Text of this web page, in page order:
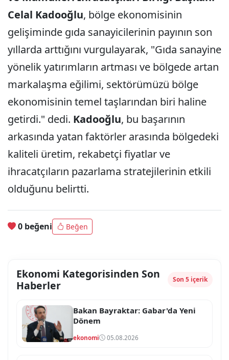
Celal Kadooğlu, bölge ekonomisinin
gelişiminde gıda sanayicilerinin payının son
yıllarda arttığını vurgulayarak, "Gıda sanayine
yönelik yatırımların artması ve bölgede artan
markalaşma eğilimi, sektörümüzü bölge
ekonomisinin temel taşlarından biri haline
getirdi." dedi. Kadooğlu, bu başarının
arkasında yatan faktörler arasında bölgedeki
kaliteli üretim, rekabetçi fiyatlar ve
ihracatçıların pazarlama stratejilerinin etkili
olduğunu belirtti.
0 beğeni Beğen
Ekonomi Kategorisinden Son
Haberler
Son 5 içerik
Bakan Bayraktar: Gabar'da Yeni
Dönem
ekonomi 05.08.2026